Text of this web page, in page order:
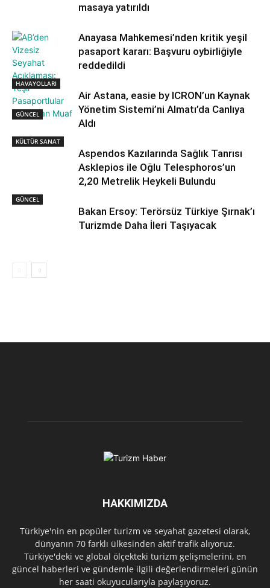
masaya yatırıldı
GÜNCEL
Anayasa Mahkemesi’nden kritik yeşil
pasaport kararı: Başvuru oybirliğiyle
reddedildi
HAVAYOLLARI
Air Astana, easie by ICRON’un Kaynak
Yönetim Sistemi’ni Almatı’da Canlıya
Aldı
KÜLTÜR SANAT
Aspendos Kazılarında Sağlık Tanrısı
Asklepios ile Oğlu Telesphoros’un
2,20 Metrelik Heykeli Bulundu
GÜNCEL
Bakan Ersoy: Terörsüz Türkiye Şırnak’ı
Turizmde Daha İleri Taşıyacak
HAKKIMIZDA
Türkiye'nin en popüler turizm ve seyahat gazetesi olarak,
dünyanın 70 farklı ülkesinden aktif trafik alıyoruz.
Türkiye'deki ve global ölçekteki turizm gelişmelerini, en
güncel haberleri ve gündemle ilgili değerlendirmeleri günün
her saati okuyucularıyla paylaşıyoruz.